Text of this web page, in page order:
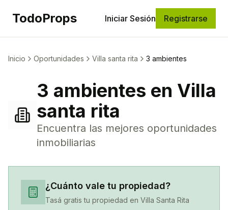
TodoProps Iniciar Sesión Registrarse
Inicio Oportunidades Villa santa rita 3 ambientes
3 ambientes en Villa
santa rita
Encuentra las mejores oportunidades
inmobiliarias
¿Cuánto vale tu propiedad?
Tasá gratis tu propiedad en Villa Santa Rita